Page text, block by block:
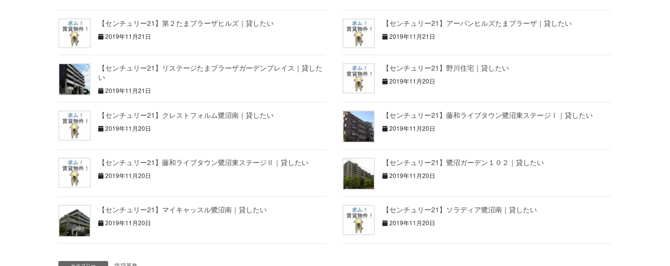
【センチュリー21】第２たまプラーザヒルズ｜貸したい
2019年11月21日
【センチュリー21】アーバンヒルズたまプラーザ｜貸したい
2019年11月21日
【センチュリー21】リステージたまプラーザガーデンプレイス｜貸した
い
2019年11月21日
【センチュリー21】野川住宅｜貸したい
2019年11月20日
【センチュリー21】クレストフォルム鷺沼南｜貸したい
2019年11月20日
【センチュリー21】藤和ライブタウン鷺沼東ステージⅠ｜貸したい
2019年11月20日
【センチュリー21】藤和ライブタウン鷺沼東ステージⅡ｜貸したい
2019年11月20日
【センチュリー21】鷺沼ガーデン１０２｜貸したい
2019年11月20日
【センチュリー21】マイキャッスル鷺沼南｜貸したい
2019年11月20日
【センチュリー21】ソラディア鷺沼南｜貸したい
2019年11月20日